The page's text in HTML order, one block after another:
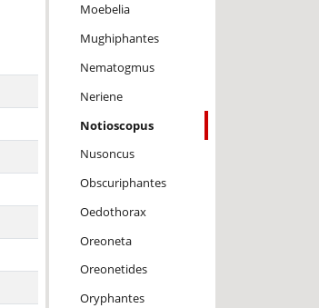
Moebelia
Mughiphantes
Nematogmus
Neriene
Notioscopus
Nusoncus
Obscuriphantes
Oedothorax
Oreoneta
Oreonetides
Oryphantes